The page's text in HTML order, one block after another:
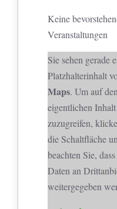
Keine
Veranstaltungen
Sie sehen gerade
Platzhalterinhalt
Maps. Um auf den
eigentlichen Inhalt
zuzugreifen,
die Schaltfläche
beachten Sie,
Daten an
weitergegeben